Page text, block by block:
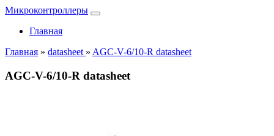
Микроконтроллеры
Главная
Главная » datasheet » AGC-V-6/10-R datasheet
AGC-V-6/10-R datasheet